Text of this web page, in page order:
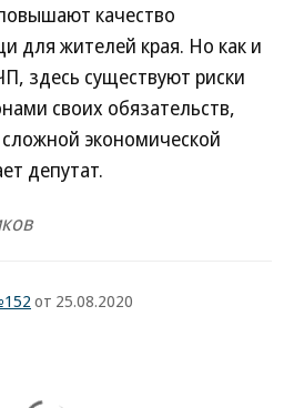
качество
для жителей края. Но как и
здесь существуют риски
своих обязательств,
экономической
депутат.
от 25.08.2020